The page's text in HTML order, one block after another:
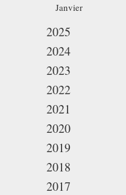
Janvier
2025
2024
2023
2022
2021
2020
2019
2018
2017